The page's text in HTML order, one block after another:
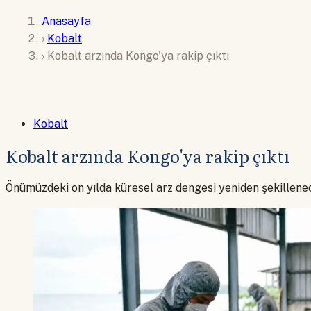
Anasayfa
› Kobalt
› Kobalt arzında Kongo'ya rakip çıktı
Kobalt
Kobalt arzında Kongo'ya rakip çıktı
Önümüzdeki on yılda küresel arz dengesi yeniden